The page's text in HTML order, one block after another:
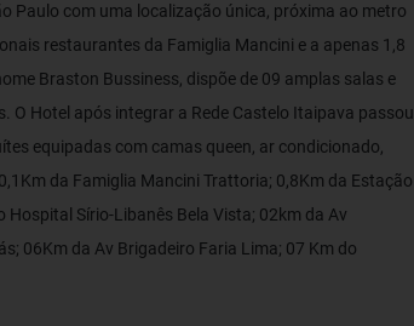
Paulo com uma localização única, próxima ao metro
restaurantes da Famiglia Mancini e a apenas 1,8
Braston Bussiness, dispõe de 09 amplas salas e
O Hotel após integrar a Rede Castelo Itaipava passou
equipadas com camas queen, ar condicionado,
da Famiglia Mancini Trattoria; 0,8Km da Estação
Sírio-Libanês Bela Vista; 02km da Av
06Km da Av Brigadeiro Faria Lima; 07 Km do